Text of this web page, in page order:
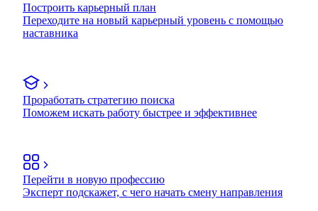
Построить карьерный план
Переходите на новый карьерный уровень с помощью
наставника
Проработать стратегию поиска
Поможем искать работу быстрее и эффективнее
Перейти в новую профессию
Эксперт подскажет, с чего начать смену направления